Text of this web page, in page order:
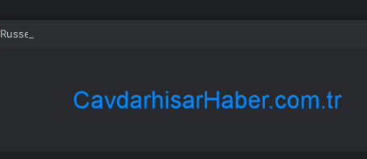
Russell’dan Mercedes’e Sert Tepki: ‘Kabul Edilemez’